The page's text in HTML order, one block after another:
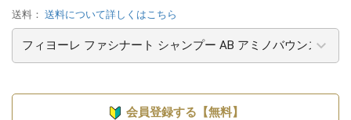
送料： 送料について詳しくはこちら
会員登録する【無料】